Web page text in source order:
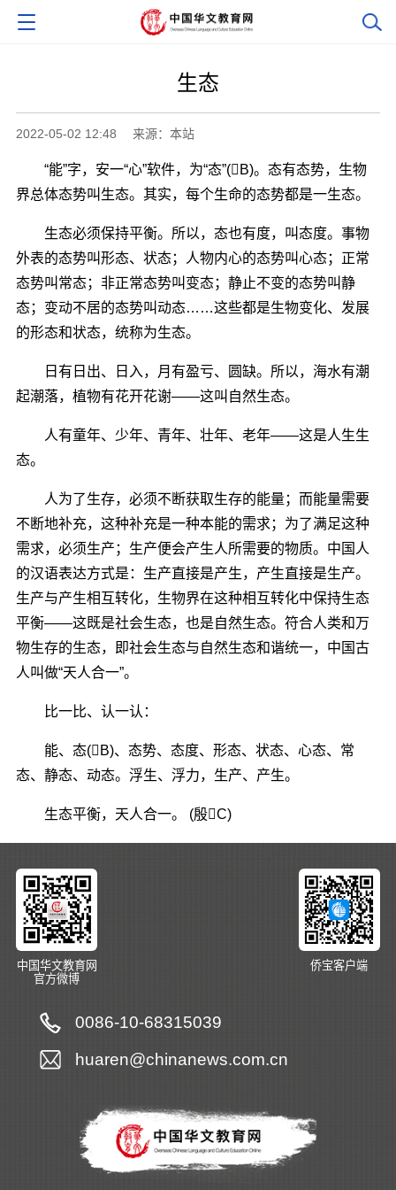
生态
2022-05-02 12:48 来源：本站
“能”字，安一“心”软件，为“态”(B)。态有态势，生物
界总体态势叫生态。其实，每个生命的态势都是一生态。
生态必须保持平衡。所以，态也有度，叫态度。事物
外表的态势叫形态、状态；人物内心的态势叫心态；正常
态势叫常态；非正常态势叫变态；静止不变的态势叫静
态；变动不居的态势叫动态……这些都是生物变化、发展
的形态和状态，统称为生态。
日有日出、日入，月有盈亏、圆缺。所以，海水有潮
起潮落，植物有花开花谢――这叫自然生态。
人有童年、少年、青年、壮年、老年――这是人生生
态。
人为了生存，必须不断获取生存的能量；而能量需要
不断地补充，这种补充是一种本能的需求；为了满足这种
需求，必须生产；生产便会产生人所需要的物质。中国人
的汉语表达方式是：生产直接是产生，产生直接是生产。
生产与产生相互转化，生物界在这种相互转化中保持生态
平衡――这既是社会生态，也是自然生态。符合人类和万
物生存的生态，即社会生态与自然生态和谐统一，中国古
人叫做“天人合一”。
比一比、认一认：
能、态(B)、态势、态度、形态、状态、心态、常
态、静态、动态。浮生、浮力，生产、产生。
生态平衡，天人合一。 (殷C)
中国华文教育网
官方微博
侨宝客户端
0086-10-68315039
huaren@chinanews.com.cn